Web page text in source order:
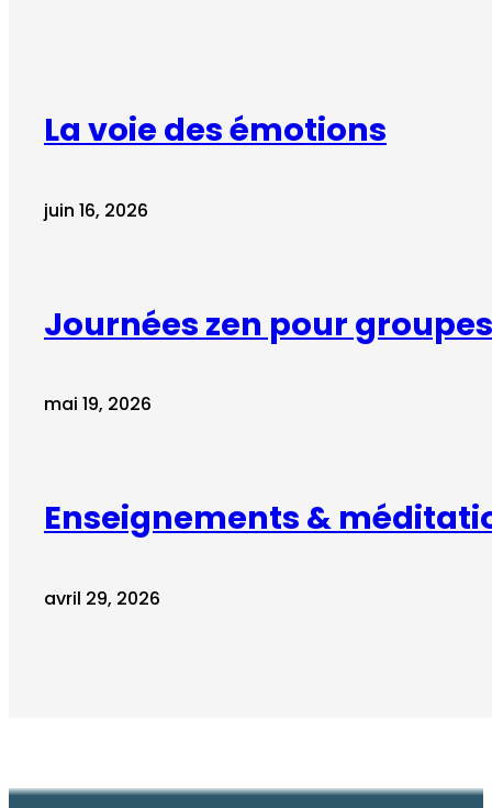
La voie des émotions
juin 16, 2026
Journées zen pour
mai 19, 2026
Enseignements &
avril 29, 2026